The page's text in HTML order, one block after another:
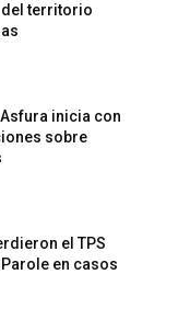
territorio
inicia con
sobre
el TPS
en casos